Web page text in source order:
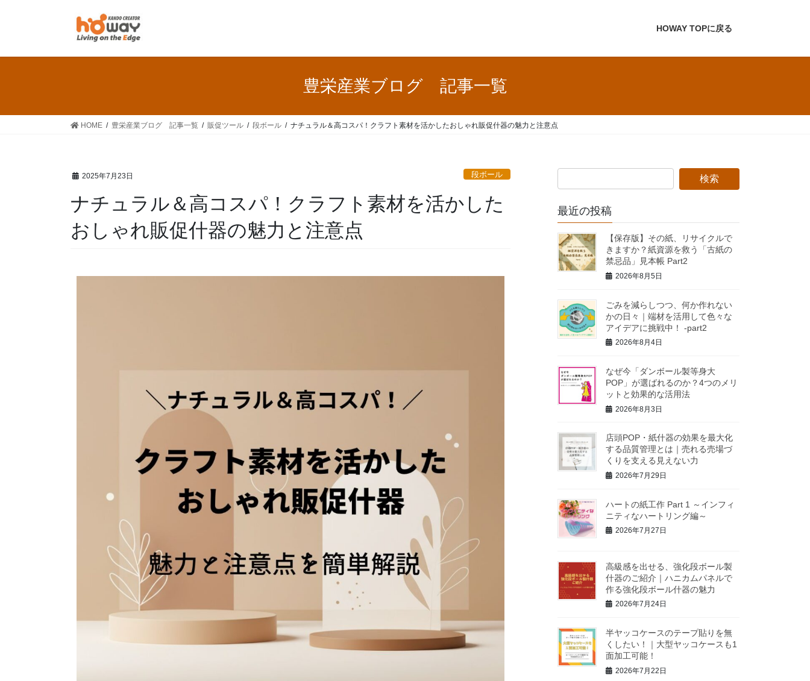
HOWAY TOPに戻る
豊栄産業ブログ 記事一覧
HOME 豊栄産業ブログ 記事一覧 販促ツール 段ボール ナチュラル＆高コスパ！クラフト素材を活かしたおしゃれ販促什器の魅力と注意点
2025年7月23日 段ボール
ナチュラル＆高コスパ！クラフト素材を活かした
おしゃれ販促什器の魅力と注意点
最近の投稿
【保存版】その紙、リサイクルで
きますか？紙資源を救う「古紙の
禁忌品」見本帳 Part2
2026年8月5日
ごみを減らしつつ、何か作れない
かの日々｜端材を活用して色々な
アイデアに挑戦中！ -part2
2026年8月4日
なぜ今「ダンボール製等身大
POP」が選ばれるのか？4つのメリ
ットと効果的な活用法
2026年8月3日
店頭POP・紙什器の効果を最大化
する品質管理とは｜売れる売場づ
くりを支える見えない力
2026年7月29日
ハートの紙工作 Part 1 ～インフィ
ニティなハートリング編～
2026年7月27日
高級感を出せる、強化段ボール製
什器のご紹介｜ハニカムパネルで
作る強化段ボール什器の魅力
2026年7月24日
半ヤッコケースのテープ貼りを無
くしたい！｜大型ヤッコケースも1
面加工可能！
2026年7月22日